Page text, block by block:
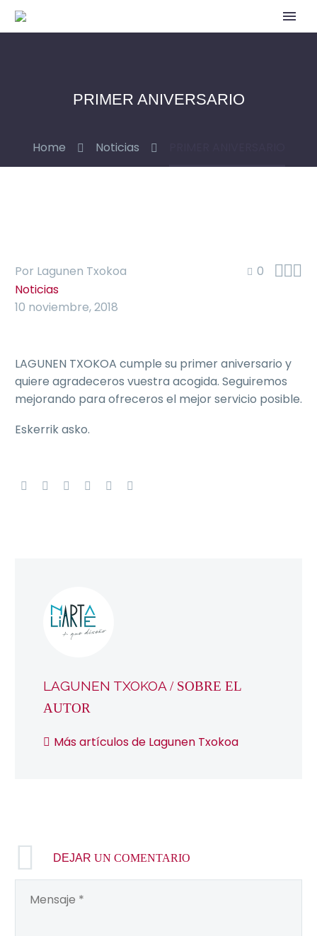
PRIMER ANIVERSARIO
Home Noticias
0 
Por Lagunen Txokoa
Noticias
10 noviembre, 2018
LAGUNEN TXOKOA cumple su primer aniversario y
quiere agradeceros vuestra acogida. Seguiremos
mejorando para ofreceros el mejor servicio posible.
Eskerrik asko.
LAGUNEN TXOKOA / SOBRE EL
AUTOR
Más artículos de Lagunen Txokoa
DEJAR UN COMENTARIO